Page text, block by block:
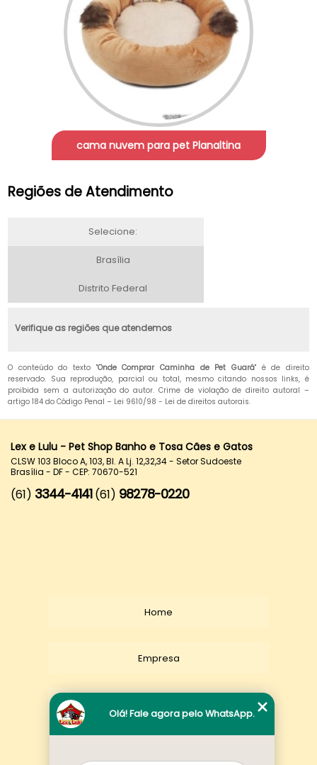
cama nuvem para pet Planaltina
Regiões de Atendimento
Selecione:
Brasília
Distrito Federal
Verifique as regiões que atendemos
O conteúdo do texto "Onde Comprar Caminha de Pet Guará" é de direito
reservado. Sua reprodução, parcial ou total, mesmo citando nossos links, é
proibida sem a autorização do autor. Crime de violação de direito autoral –
artigo 184 do Código Penal – Lei 9610/98 - Lei de direitos autorais.
Lex e Lulu - Pet Shop Banho e Tosa Cães e Gatos
CLSW 103 Bloco A, 103, Bl. A Lj. 12,32,34 - Setor Sudoeste
Brasília - DF - CEP: 70670-521
(61) 3344-4141 (61) 98278-0220
Home
Empresa
Olá! Fale agora pelo WhatsApp.